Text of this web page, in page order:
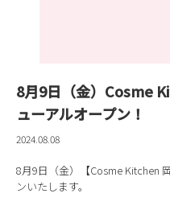
8月9日（金）Cosme
ューアルオープン！
2024.08.08
8月9日（金）【Cosme Kitchen
ンいたします。